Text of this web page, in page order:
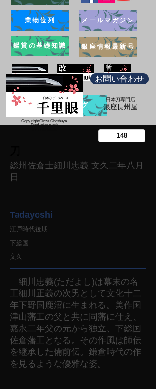
業物位列
鑑賞の基礎知識
メールマガジン
銀座情報最新号
ブログ
お問い合わせ
日本刀専門店
​銀座長州屋
Copy right Ginza Choshuya
Production work
総州佐倉士細川忠義 文久二年八月
日
Tadayoshi
江戸時代後期
下総国
文久
細川忠義(ただよし)は幕末の名
工細川正義の次男として文化十二
年下野国鹿沼に生まれる。美作国
津山藩工の父と共に同藩に仕え、
嘉永二年父の元から独立、下総国
佐倉藩工となる。その作風は師伝
を継承した備前伝。鎌倉時代の作
を見るような優雅な姿。